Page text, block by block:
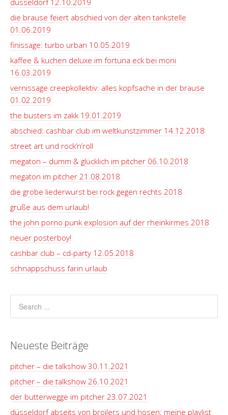
düsseldorf 12.10.2019
die brause feiert abschied von der alten tankstelle
01.06.2019
finissage: turbo urban 10.05.2019
kaffee & kuchen deluxe im fortuna eck bei moni
16.03.2019
vernissage creepkollektiv: alles kopfsache in der brause
01.02.2019
the busters im zakk 19.01.2019
abschied: cashbar club im weltkunstzimmer 14.12.2018
street art und rock’n’roll
megaton – dumm & glücklich im pitcher 06.10.2018
megaton im pitcher 21.08.2018
die grobe liederwurst bei rock gegen rechts 2018
grüße aus dem urlaub!
the john porno punk explosion auf der rheinkirmes 2018
neuer posterboy!
cashbar club – cd-party 12.05.2018
schnappschuss farin urlaub
Neueste Beiträge
pitcher – die talkshow 30.11.2021
pitcher – die talkshow 26.10.2021
der butterwegge im pitcher 23.07.2021
düsseldorf abseits von broilers und hosen: meine playlist